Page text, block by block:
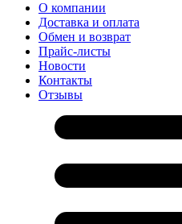
О компании
Доставка и оплата
Обмен и возврат
Прайс-листы
Новости
Контакты
Отзывы